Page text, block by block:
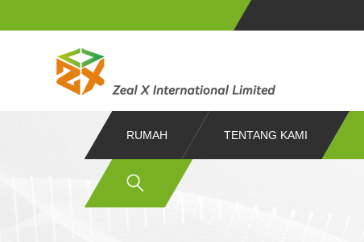
RUMAH TENTANG KAMI